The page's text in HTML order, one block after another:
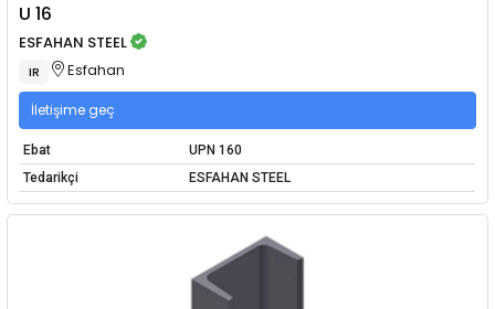
U 16
ESFAHAN STEEL
IR Esfahan
İletişime geç
Ebat
UPN 160
Tedarikçi
ESFAHAN STEEL